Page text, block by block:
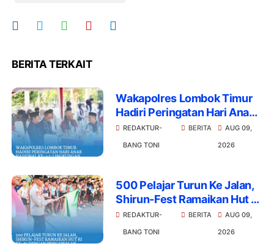
BERITA TERKAIT
Wakapolres Lombok Timur
Hadiri Peringatan Hari Anak
Nasional Ke-42: Lingkungan
Aman Adalah Tanggung
REDAKTUR-
BANG TONI
BERITA
AUG 09,
2026
500 Pelajar Turun Ke Jalan,
Shirun-Fest Ramaikan Hut Ri
Ke-81 dengan Pengawalan
Ketat Polisi
REDAKTUR-
BANG TONI
BERITA
AUG 09,
2026